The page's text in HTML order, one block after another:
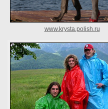
www.krysta.polish.ru